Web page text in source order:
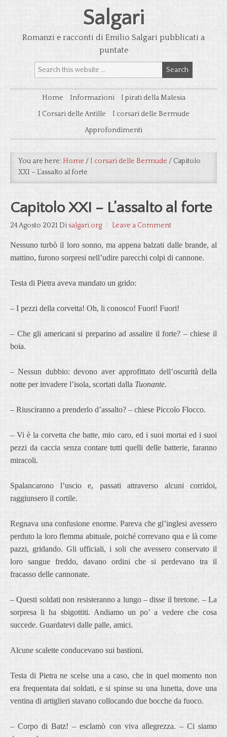
Salgari
Romanzi e racconti di Emilio Salgari pubblicati a
puntate
Home Informazioni
I pirati della Malesia
I Corsari delle Antille
I corsari delle Bermude
Approfondimenti
You are here: Home /I corsari delle Bermude / Capitolo
XXI – L’assalto al forte
Capitolo XXI – L’assalto al forte
24 Agosto 2021 Disalgari.org Leave a Comment
Nessuno turbò il loro sonno, ma appena balzati dalle brande, al
mattino, furono sorpresi nell’udire parecchi colpi di cannone.
Testa di Pietra aveva mandato un grido:
– I pezzi della corvetta! Oh, li conosco! Fuori! Fuori!
– Che gli americani si preparino ad assalire il forte? – chiese il
boia.
– Nessun dubbio: devono aver approfittato dell’oscurità della
notte per invadere l’isola, scortati dalla Tuonante.
– Riusciranno a prenderlo d’assalto? – chiese Piccolo Flocco.
– Vi è la corvetta che batte, mio caro, ed i suoi mortai ed i suoi
pezzi da caccia senza contare tutti quelli delle batterie, faranno
miracoli.
Spalancarono l’uscio e, passati attraverso alcuni corridoi,
raggiunsero il cortile.
Regnava una confusione enorme. Pareva che gl’inglesi avessero
perduto la loro flemma abituale, poiché correvano qua e là come
pazzi, gridando. Gli ufficiali, i soli che avessero conservato il
loro sangue freddo, davano ordini che si perdevano tra il
fracasso delle cannonate.
– Questi soldati non resisteranno a lungo – disse il bretone. – La
sorpresa li ha sbigottiti. Andiamo un po’ a vedere che cosa
succede. Guardatevi dalle palle, amici.
Alcune scalette conducevano sui bastioni.
Testa di Pietra ne scelse una a caso, che in quel momento non
era frequentata dai soldati, e si spinse su una lunetta, dove una
ventina di artiglieri stavano collocando due bocche da fuoco.
– Corpo di Batz! – esclamò con viva allegrezza. – Ci siamo